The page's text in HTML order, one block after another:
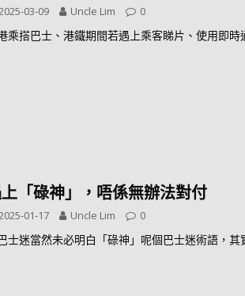
03-09 Uncle Lim 0
乘搭巴士、港鐵期間若遇上乘客睇片、使用即
「碌神」，唔係無辦法對付
01-17 Uncle Lim 0
士迷當然未必明白「碌神」呢個巴士迷術語，其